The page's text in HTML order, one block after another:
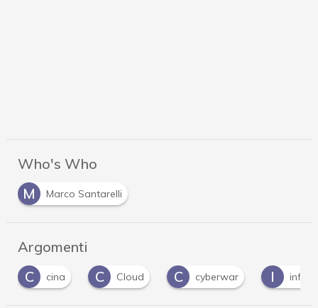
Who's Who
M
Marco Santarelli
Argomenti
cina Cloud cyberwar